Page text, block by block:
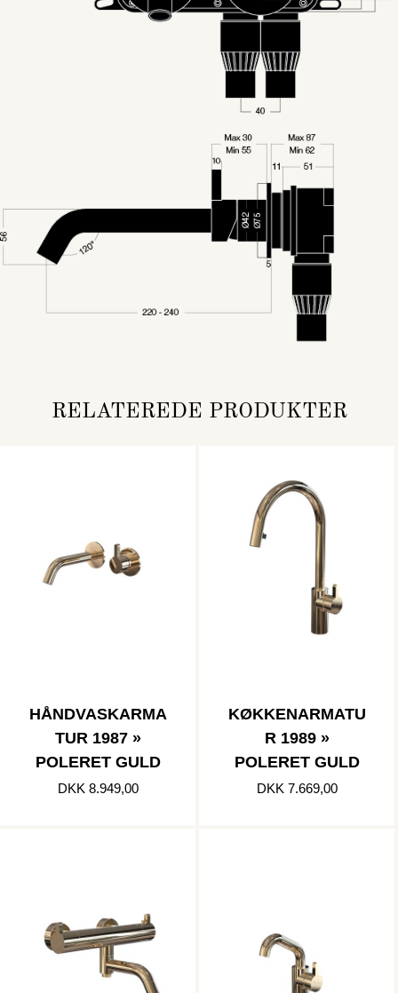
RELATEREDE PRODUKTER
HÅNDVASKARMA
TUR 1987 »
POLERET GULD
DKK 8.949,00
KØKKENARMATU
R 1989 »
POLERET GULD
DKK 7.669,00